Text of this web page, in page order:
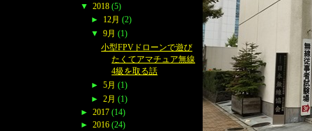
▼ 2018 (5)
►
12月 (2)
▼ 9月 (1)
小型FPVドローンで遊び
たくてアマチュア無線
4級を取る話
► 5月 (1)
► 2月 (1)
► 2017 (14)
► 2016 (24)